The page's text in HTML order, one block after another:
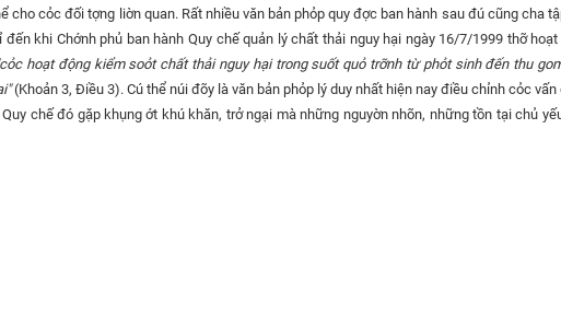
cho cỏc đối tợng liờn quan. Rất nhiều văn bản phỏp quy đợc ban hành sau đú cũng cha
khi Chớnh phủ ban hành Quy chế quản lý chất thải nguy hại ngày 16/7/1999 thỡ
hoạt động kiểm soỏt chất thải nguy hại trong suốt quỏ trỡnh từ phỏt sinh đến thu
(Khoản 3, Điều 3). Cú thể núi đõy là văn bản phỏp lý duy nhất hiện nay điều chỉnh cỏc vấn
chế đó gặp khụng ớt khú khăn, trở ngại mà những nguyờn nhõn, những tồn tại chủ